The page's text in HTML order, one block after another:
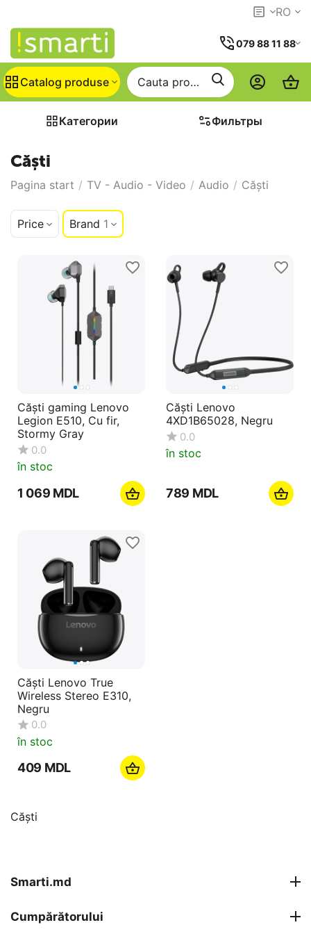
RO
079 88 11 88
Catalog produse
Категории Фильтры
Căști
Pagina start / TV - Audio - Video / Audio / Căști
Price Brand 1
Căști
Căști gaming Lenovo
Legion E510, Cu fir,
Stormy Gray
0.0
în stoc
1 069 MDL
Căști Lenovo
4XD1B65028, Negru
0.0
în stoc
‍789‍ MDL
Căști Lenovo True
Wireless Stereo E310,
Negru
0.0
în stoc
‍409‍ MDL
Smarti.md
Cumpărătorului